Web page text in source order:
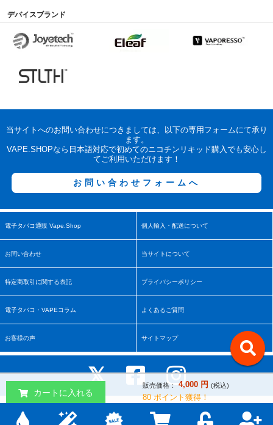
デバイスブランド
カートに入れる
販売価格： 4,000 円 (税込)
80 ポイント獲得！
当サイトへのお問い合わせにつきましては、以下の専用フォームにて承り
ます。
VAPE.SHOPなら日本語対応で初めてのニコチンリキッド購入でも安心し
てご利用いただけます！
お問い合わせフォームへ
電子タバコ通販 Vape.Shop 個人輸入・配送について
お問い合わせ 当サイトについて
特定商取引に関する表記 プライバシーポリシー
電子タバコ・VAPEコラム よくあるご質問
お客様の声 サイトマップ